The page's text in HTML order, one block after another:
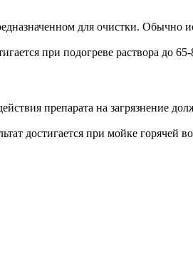
для очистки. Обычно
при подогреве раствора до 65-
препарата на загрязнение
достигается при мойке горячей